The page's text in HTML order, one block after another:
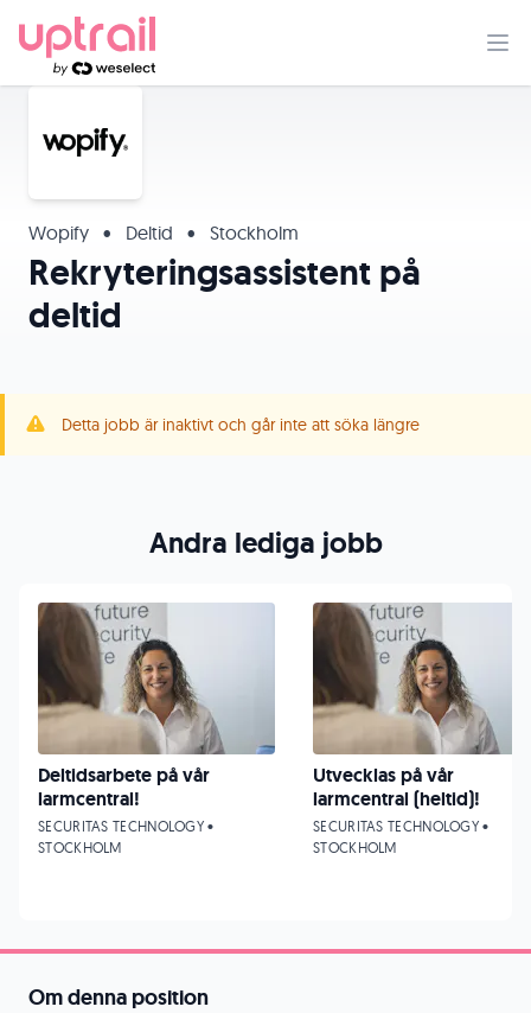
Wopify • Deltid • Stockholm
Rekryteringsassistent på
deltid
Detta jobb är inaktivt och går inte att söka längre
Om denna position
Andra lediga jobb
Deltidsarbete på vår
larmcentral!
SECURITAS TECHNOLOGY •
STOCKHOLM
Utvecklas på vår
larmcentral (heltid)!
SECURITAS TECHNOLOGY •
STOCKHOLM